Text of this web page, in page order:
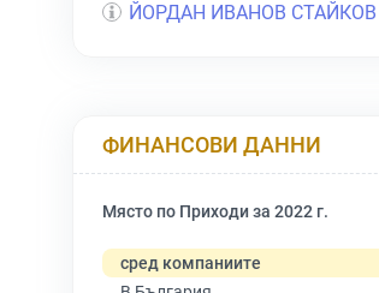
ЙОРДАН ИВАНОВ СТАЙКОВ
ФИНАНСОВИ ДАННИ
Място по Приходи за 2022 г.
сред компаниите